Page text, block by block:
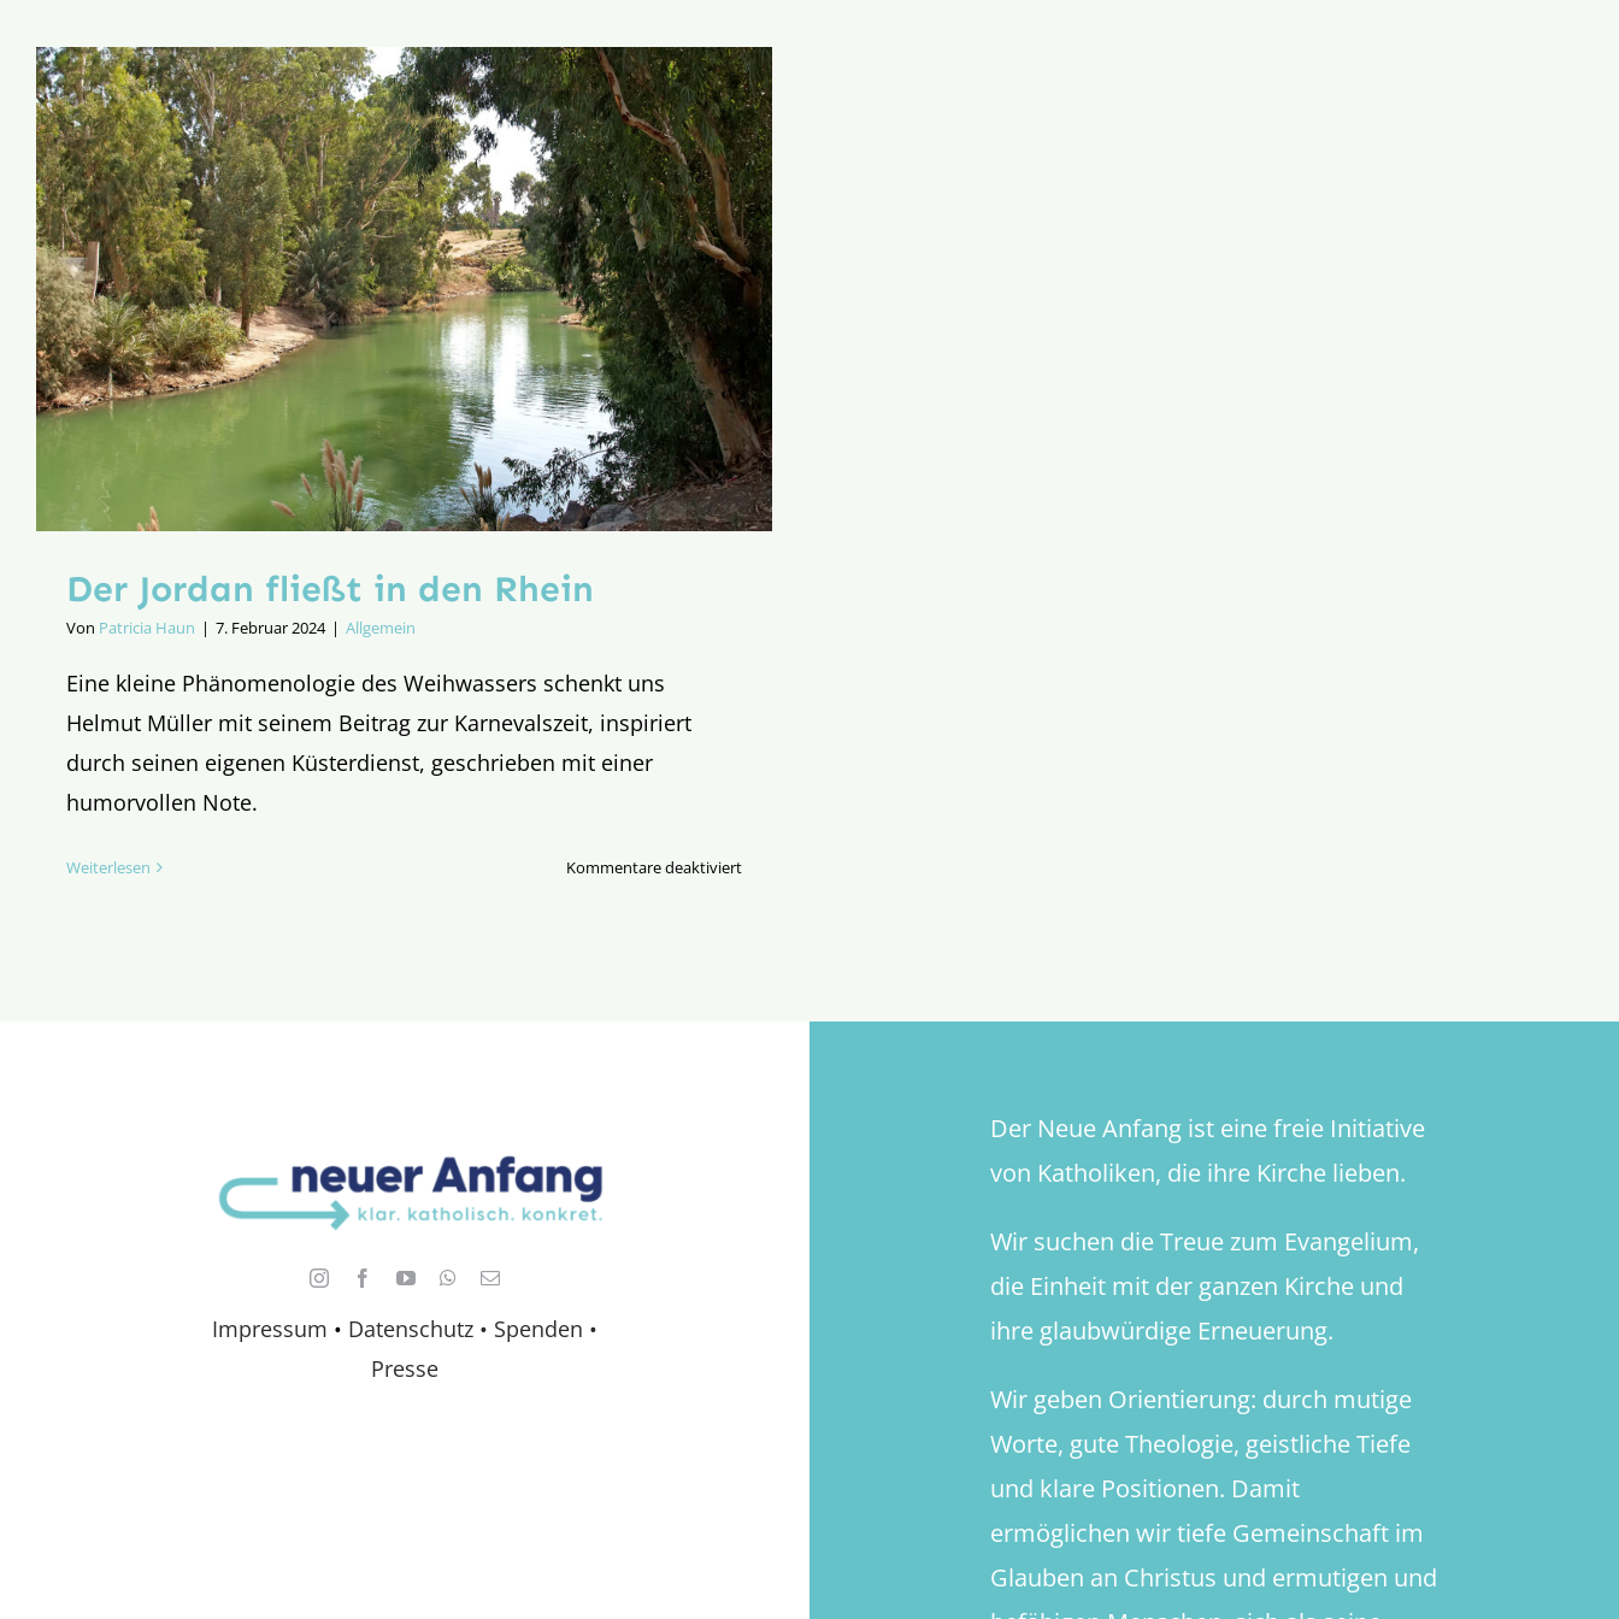
Der Jordan fließt in den Rhein
Von Patricia Haun | 7. Februar 2024 | Allgemein
Eine kleine Phänomenologie des Weihwassers schenkt uns
Helmut Müller mit seinem Beitrag zur Karnevalszeit, inspiriert
durch seinen eigenen Küsterdienst, geschrieben mit einer
humorvollen Note.
Weiterlesen Kommentare deaktiviertfür
Impressum • Datenschutz • Spenden •
Presse
Der Neue Anfang ist eine freie Initiative
von Katholiken, die ihre Kirche lieben.
Wir suchen die Treue zum Evangelium,
die Einheit mit der ganzen Kirche und
ihre glaubwürdige Erneuerung.
Wir geben Orientierung: durch mutige
Worte, gute Theologie, geistliche Tiefe
und klare Positionen. Damit
ermöglichen wir tiefe Gemeinschaft im
Glauben an Christus und ermutigen und